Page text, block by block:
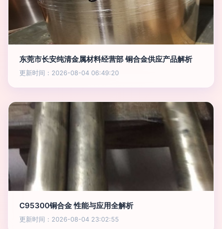
东莞市长安纯清金属材料经营部 铜合金供应产品解析
更新时间：2026-08-04 06:49:20
C95300铜合金 性能与应用全解析
更新时间：2026-08-04 23:02:55